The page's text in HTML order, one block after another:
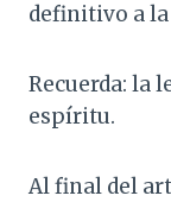
definitivo a
Recuerda: la
espíritu.
Al final del